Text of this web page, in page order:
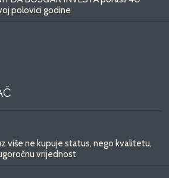
polovici godine
više ne kupuje status, nego kvalitetu,
vrijednost